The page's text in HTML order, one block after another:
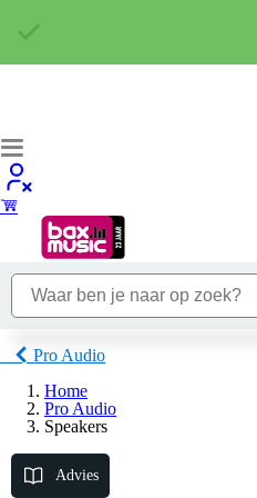
Pro Audio
Home
Pro Audio
Speakers
Advies